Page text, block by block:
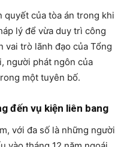
quyết của tòa án trong khi
lý để vừa duy trì công
vai trò lãnh đạo của Tổng
người phát ngôn của
một tuyên bố.
đến vụ kiện liên bang
với đa số là những người